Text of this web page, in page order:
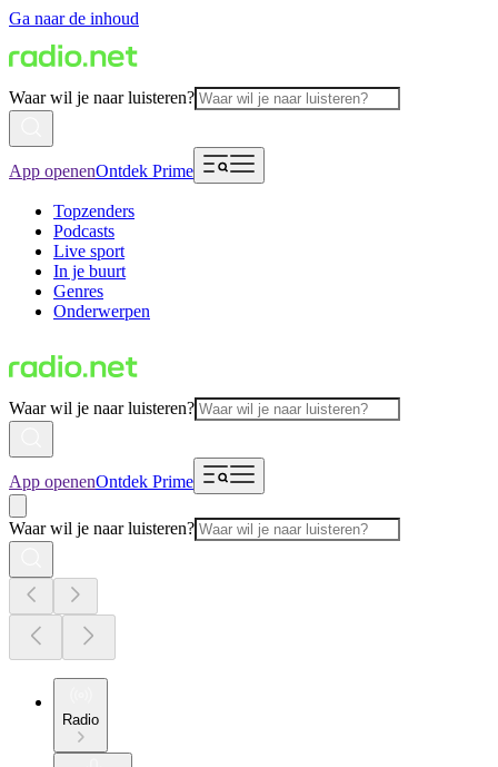
Ga naar de inhoud
Waar wil je naar luisteren?
App openenOntdek Prime
Topzenders
Podcasts
Live sport
In je buurt
Genres
Onderwerpen
Waar wil je naar luisteren?
App openenOntdek Prime
Waar wil je naar luisteren?
Radio